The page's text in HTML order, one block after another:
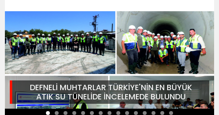
DEFNELİ MUHTARLAR TÜRKİYE'NİN EN BÜYÜK
ATIK SU TÜNELİDE İNCELEMEDE BULUNDU